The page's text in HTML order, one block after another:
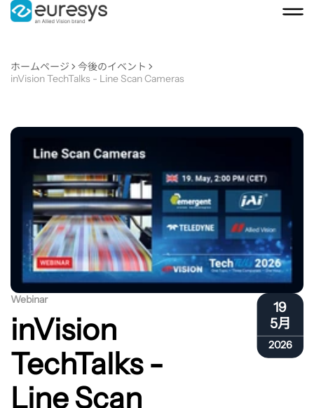
ホームページ
今後のイベント
inVision TechTalks - Line Scan Cameras
inVision
TechTalks
Line
Scan
Cameras
Webinar
inVision
TechTalks -
Line Scan
19
5月
2026